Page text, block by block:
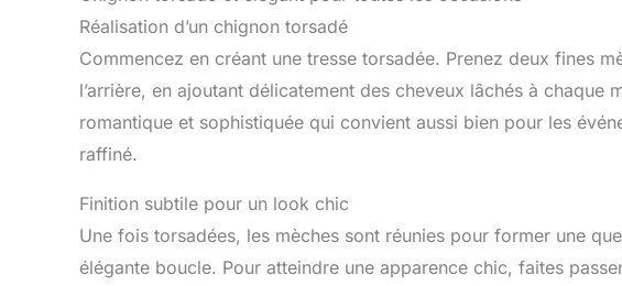
Réalisation d’un chignon torsadé
Commencez en créant une tresse torsadée. Prenez deux fines
l’arrière, en ajoutant délicatement des cheveux lâchés à chaque
romantique et sophistiquée qui convient aussi bien pour les
raffiné.
Finition subtile pour un look chic
Une fois torsadées, les mèches sont réunies pour former une
élégante boucle. Pour atteindre une apparence chic, faites